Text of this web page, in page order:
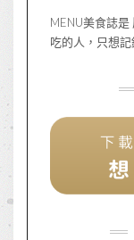
MENU美食誌是
吃的人，只想記